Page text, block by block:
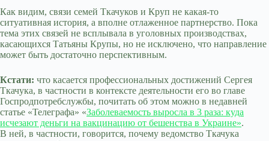
Как видим, связи семей Ткачуков и Круп не какая-то
ситуативная история, а вполне отлаженное партнерство. Пока
тема этих связей не всплывала в уголовных производствах,
касающихся Татьяны Крупы, но не исключено, что направление
может быть достаточно перспективным.
Кстати: что касается профессиональных достижений Сергея
Ткачука, в частности в контексте деятельности его во главе
Госпродпотребслужбы, почитать об этом можно в недавней
статье «Телеграфа» «Заболеваемость выросла в 3 раза: куда
исчезают деньги на вакцинацию от бешенства в Украине».
В ней, в частности, говорится, почему ведомство Ткачука